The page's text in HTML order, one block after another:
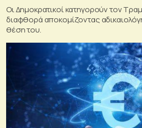
Οι Δημοκρατικοί κατηγορούν τον
διαφθορά αποκομίζοντας
θέση του.